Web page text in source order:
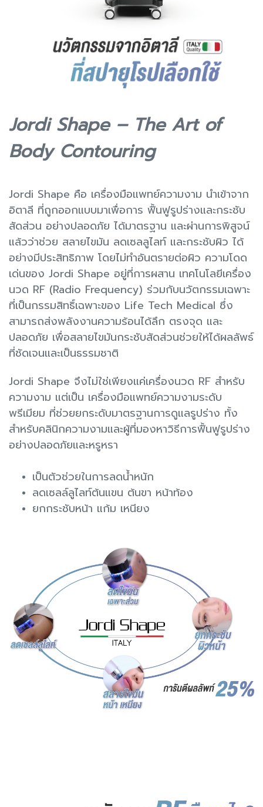
Jordi Shape – The Art of
Body Contouring
Jordi Shape คือ เครื่องมือแพทย์ความงาม นำเข้าจาก
อิตาลี ที่ถูกออกแบบมาเพื่อการ ฟื้นฟูรูปร่างและกระชับ
สัดส่วน อย่างปลอดภัย ได้มาตรฐาน และผ่านการพิสูจน์
แล้วว่าช่วย สลายไขมัน ลดเซลลูไลท์ และกระชับผิว ได้
อย่างมีประสิทธิภาพ โดยไม่ทำอันตรายต่อผิว ความโดด
เด่นของ Jordi Shape อยู่ที่การผสาน เทคโนโลยีเครื่อง
นวด RF (Radio Frequency) ร่วมกับนวัตกรรมเฉพาะ
ที่เป็นกรรมสิทธิ์เฉพาะของ Life Tech Medical ซึ่ง
สามารถส่งพลังงานความร้อนได้ลึก ตรงจุด และ
ปลอดภัย เพื่อสลายไขมันกระชับสัดส่วนช่วยให้ได้ผลลัพธ์
ที่ชัดเจนและเป็นธรรมชาติ
Jordi Shape จึงไม่ใช่เพียงแค่เครื่องนวด RF สำหรับ
ความงาม แต่เป็น เครื่องมือแพทย์ความงามระดับ
พรีเมียม ที่ช่วยยกระดับมาตรฐานการดูแลรูปร่าง ทั้ง
สำหรับคลินิกความงามและผู้ที่มองหาวิธีการฟื้นฟูรูปร่าง
อย่างปลอดภัยและหรูหรา
เป็นตัวช่วยในการลดน้ำหนัก
ลดเซลล์ลูไลท์ต้นแขน ต้นขา หน้าท้อง
ยกกระชับหน้า แก้ม เหนียง